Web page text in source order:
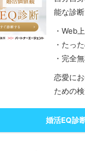
能な診
・Web
・たっ
・完全
恋愛に
ための
婚活EQ診